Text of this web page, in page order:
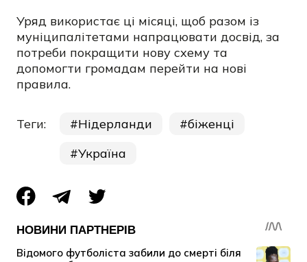
Уряд використає ці місяці, щоб разом із
муніципалітетами напрацювати досвід, за
потреби покращити нову схему та
допомогти громадам перейти на нові
правила.
Теги: Нідерланди
біженці
Україна